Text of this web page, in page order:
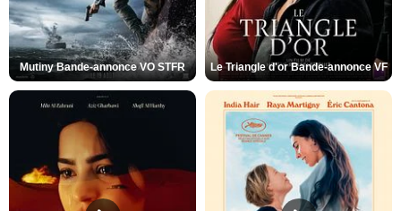
Mutiny Bande-annonce VO STFR Le Triangle d'or Bande-annonce VF